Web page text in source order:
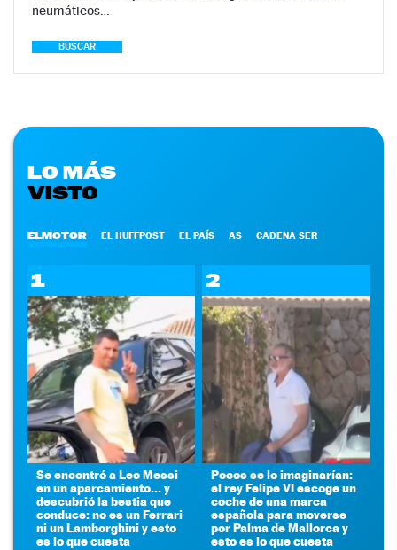
neumáticos…
BUSCAR
LO MÁS
VISTO
ELMOTOR EL HUFFPOST EL PAÍS AS CADENA SER
1
Se encontró a Leo Messi
en un aparcamiento... y
descubrió la bestia que
conduce: no es un Ferrari
ni un Lamborghini y esto
es lo que cuesta
2
Pocos se lo imaginarían:
el rey Felipe VI escoge un
coche de una marca
española para moverse
por Palma de Mallorca y
esto es lo que cuesta